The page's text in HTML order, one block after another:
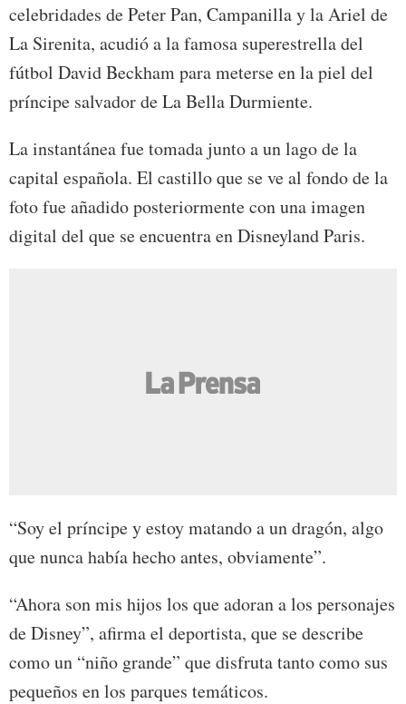
celebridades de Peter Pan, Campanilla y la Ariel de
La Sirenita, acudió a la famosa superestrella del
fútbol David Beckham para meterse en la piel del
príncipe salvador de La Bella Durmiente.
La instantánea fue tomada junto a un lago de la
capital española. El castillo que se ve al fondo de la
foto fue añadido posteriormente con una imagen
digital del que se encuentra en Disneyland Paris.
“Soy el príncipe y estoy matando a un dragón, algo
que nunca había hecho antes, obviamente”.
“Ahora son mis hijos los que adoran a los personajes
de Disney”, afirma el deportista, que se describe
como un “niño grande” que disfruta tanto como sus
pequeños en los parques temáticos.